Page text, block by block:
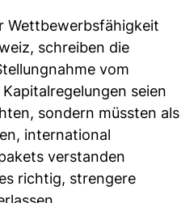
Wettbewerbsfähigkeit
schreiben die
vom
seien
sondern müssten als
international
verstanden
richtig, strengere